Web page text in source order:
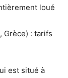
loué
est situé à